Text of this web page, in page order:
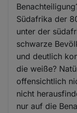
Südafrika der
unter der
schwarze
und deutlich
die weiße?
offensichtlich
nicht
nur auf die